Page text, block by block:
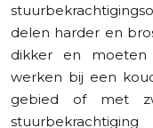
delen harder en
dikker en
werken bij een
gebied of met